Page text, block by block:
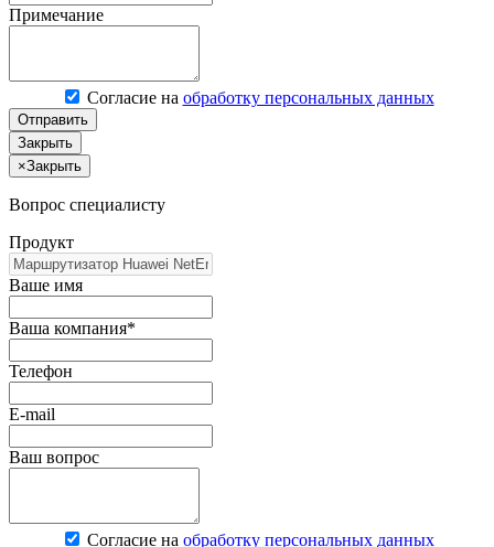
Примечание
Согласие на обработку персональных данных
Отправить
Закрыть
×Закрыть
Вопрос специалисту
Продукт
Ваше имя
Ваша компания*
Телефон
E-mail
Ваш вопрос
Согласие на обработку персональных данных